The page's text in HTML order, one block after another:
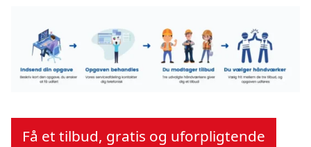
Få et tilbud, gratis og uforpligtende